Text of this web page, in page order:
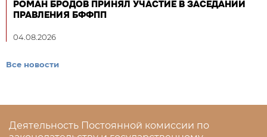
РОМАН БРОДОВ ПРИНЯЛ УЧАСТИЕ В ЗАСЕДАНИИ
ПРАВЛЕНИЯ БФФПП
04.08.2026
Все новости
Деятельность Постоянной комиссии по